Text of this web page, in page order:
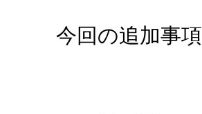
今回の追加事項